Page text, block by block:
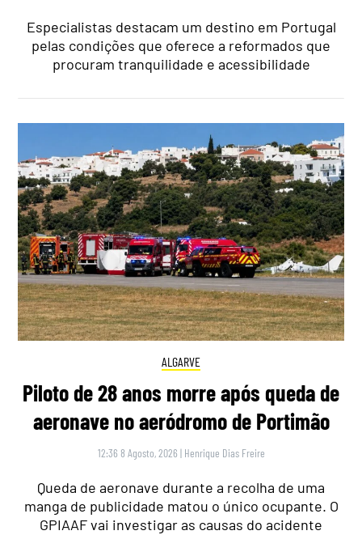
Especialistas destacam um destino em Portugal
pelas condições que oferece a reformados que
procuram tranquilidade e acessibilidade
ALGARVE
Piloto de 28 anos morre após queda de
aeronave no aeródromo de Portimão
12:36 8 Agosto, 2026 | Henrique Dias Freire
Queda de aeronave durante a recolha de uma
manga de publicidade matou o único ocupante. O
GPIAAF vai investigar as causas do acidente